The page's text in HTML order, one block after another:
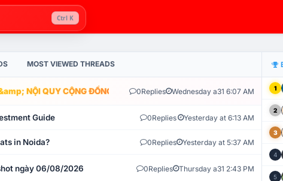
Ctrl K
MOST VIEWED THREADS
NỘI QUY CỘNG ĐỒNG VLIKE.VN: HỆ THỐNG GIÁM SÁT TỰ
0Replies Wednesday a31 6:07 AM
Guide 0Replies Yesterday at 6:13 AM
in Noida? 0Replies Yesterday at 5:37 AM
ngày 06/08/2026 0Replies Thursday a31 2:43 PM
1
2
3
4
5